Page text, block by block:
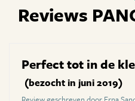
Reviews
Perfect tot in de
(bezocht in juni 2019)